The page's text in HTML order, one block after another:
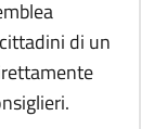
di un